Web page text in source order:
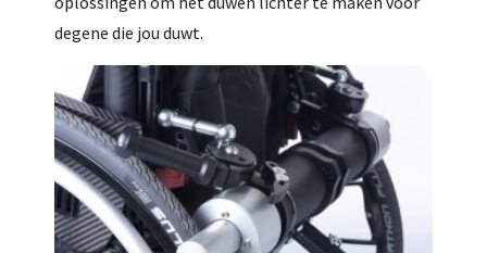
degene die jou duwt.